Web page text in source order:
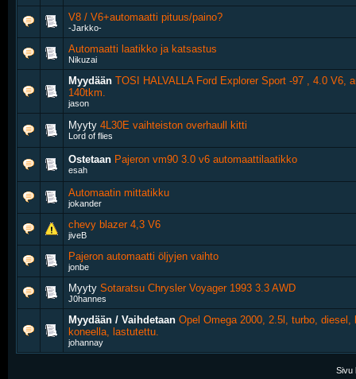
V8 / V6+automaatti pituus/paino?
-Jarkko-
Automaatti laatikko ja katsastus
Nikuzai
Myydään TOSI HALVALLA Ford Explorer Sport -97 , 4.0 V6,
140tkm.
jason
Myyty 4L30E vaihteiston overhaull kitti
Lord of flies
Ostetaan Pajeron vm90 3.0 v6 automaattilaatikko
esah
Automaatin mittatikku
jokander
chevy blazer 4,3 V6
jiveB
Pajeron automaatti öljyjen vaihto
jonbe
Myyty Sotaratsu Chrysler Voyager 1993 3.3 AWD
J0hannes
Myydään / Vaihdetaan Opel Omega 2000, 2.5l, turbo, diesel,
koneella, lastutettu.
johannay
Sivu